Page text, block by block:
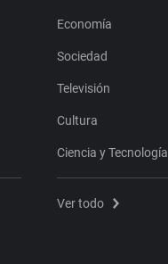
Economía
Sociedad
Televisión
Cultura
Ciencia y Tecnología
Ver todo